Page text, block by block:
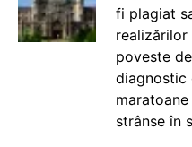
fi plagiat
poveste
diagnostic
strânse în